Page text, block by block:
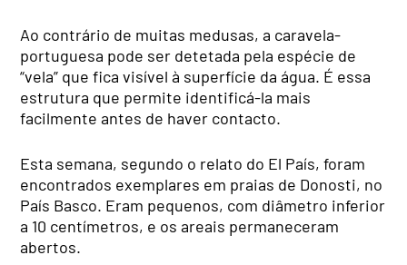
Ao contrário de muitas medusas, a caravela-
portuguesa pode ser detetada pela espécie de
“vela” que fica visível à superfície da água. É essa
estrutura que permite identificá-la mais
facilmente antes de haver contacto.
Esta semana, segundo o relato do El País, foram
encontrados exemplares em praias de Donosti, no
País Basco. Eram pequenos, com diâmetro inferior
a 10 centímetros, e os areais permaneceram
abertos.